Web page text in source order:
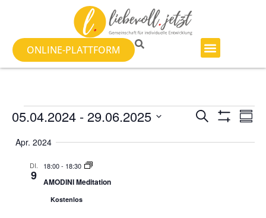
ONLINE-PLATTFORM
Suche
SUCHE
05.04.2024 - 29.06.2025
auswählen.
Apr. 2024
DI.
9
18:00- 18:30
AMODINI Meditation
Kostenlos